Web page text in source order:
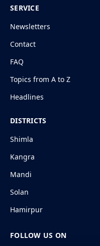
SERVICE
Newsletters
Contact
FAQ
Topics from A to Z
Headlines
DISTRICTS
Shimla
Kangra
Mandi
Solan
Hamirpur
FOLLOW US ON